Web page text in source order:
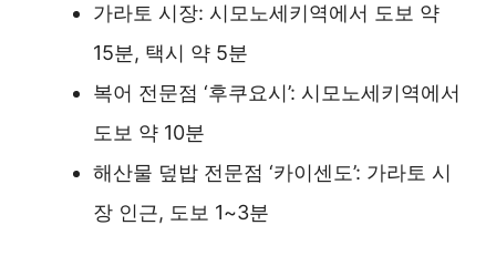
가라토 시장: 시모노세키역에서 도보 약
15분, 택시 약 5분
복어 전문점 ‘후쿠요시’: 시모노세키역에서
도보 약 10분
해산물 덮밥 전문점 ‘카이센도’: 가라토 시
장 인근, 도보 1~3분